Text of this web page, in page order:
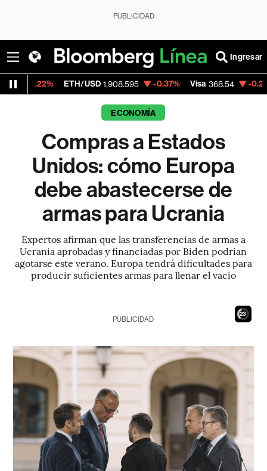
PUBLICIDAD
Ingresar
ETH/USD 1,908.595 -0.37% Visa 368.54 -0.28%
ECONOMÍA
Compras a Estados
Unidos: cómo Europa
debe abastecerse de
armas para Ucrania
Expertos afirman que las transferencias de armas a
Ucrania aprobadas y financiadas por Biden podrían
agotarse este verano. Europa tendrá dificultades para
producir suficientes armas para llenar el vacío
21
PUBLICIDAD